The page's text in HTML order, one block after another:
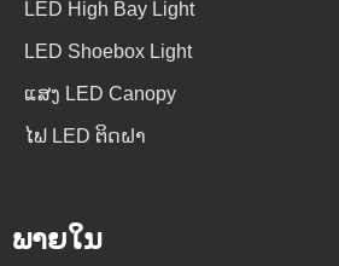
LED High Bay Light
LED Shoebox Light
ແສງ LED Canopy
ໄຟ LED ຕິດຝາ
ພາຍໃນ